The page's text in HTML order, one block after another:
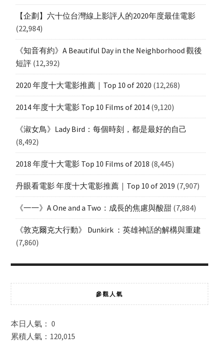
【企劃】六十位台灣線上影評人的2020年度最佳電影
(22,984)
《知音有約》A Beautiful Day in the Neighborhood 觀後
短評 (12,392)
2020 年度十大電影推薦｜Top 10 of 2020 (12,268)
2014 年度十大電影 Top 10 Films of 2014 (9,120)
《淑女鳥》Lady Bird：每個時刻，都是最好的自己
(8,492)
2018 年度十大電影 Top 10 Films of 2018 (8,445)
丹眼看電影 年度十大電影推薦｜Top 10 of 2019 (7,907)
《一一》A One and a Two：成長的焦慮與酸甜 (7,884)
《敦克爾克大行動》 Dunkirk ：英雄神話的解構與重建
(7,860)
參觀人氣
本日人氣： 0
累積人氣：120,015